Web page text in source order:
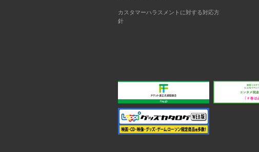
カスタマーハラスメントに対する対応方
針